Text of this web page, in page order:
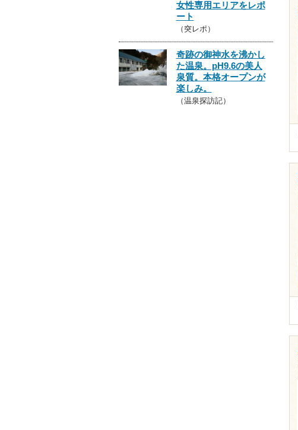
女性専用エリアをレポ
ート
（突レポ）
奇跡の御神水を沸かし
た温泉。pH9.6の美人
泉質。本格オープンが
楽しみ。
（温泉探訪記）